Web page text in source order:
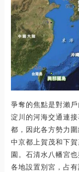
爭奪的焦點是對瀨
淀川的河海交通連
都，因此各方勢力
中京都上賀茂和下
園。石清水八幡宮
各地設置別宮，占